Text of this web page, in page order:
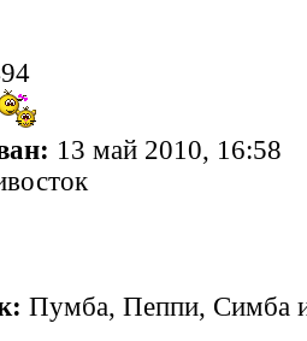
13 май 2010, 16:58
Пумба, Пеппи, Симба